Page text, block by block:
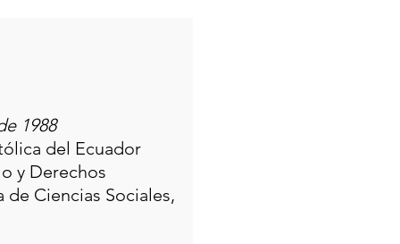
1988
del Ecuador
y Derechos
Ciencias Sociales,